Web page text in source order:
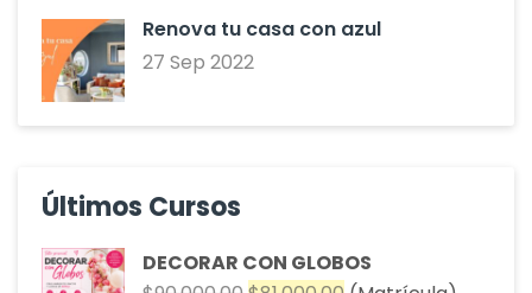
Renova tu casa con azul
27 Sep 2022
Últimos Cursos
DECORAR CON GLOBOS